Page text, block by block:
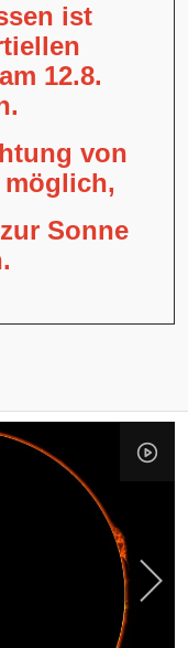
ist
12.8.
von
möglich,
Sonne